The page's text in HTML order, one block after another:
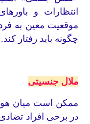
انتظارات و
موقعیت معین به
چگونه باید رفتار کند.
ملال جنسیتی
ممکن است میان
در برخی افراد